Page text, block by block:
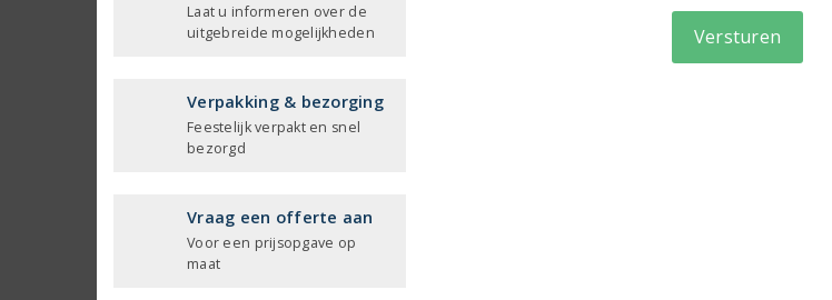
Laat u informeren over de
uitgebreide mogelijkheden
Verpakking & bezorging
Feestelijk verpakt en snel
bezorgd
Vraag een offerte aan
Voor een prijsopgave op
maat
Versturen